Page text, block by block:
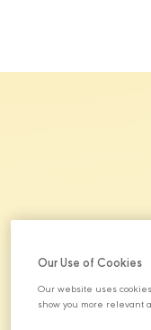
Our Use of Cookies
Our website uses
show you more relevant